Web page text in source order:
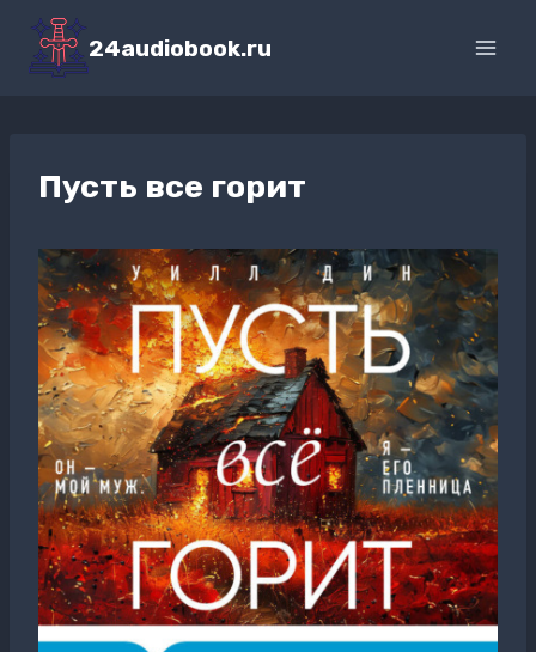
Перейти
содержимому
24audiobook.ru
Пусть все горит